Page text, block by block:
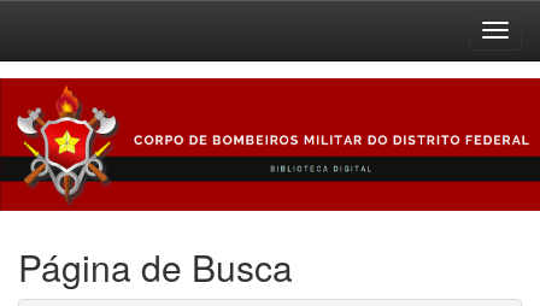
navigation
Página de Busca